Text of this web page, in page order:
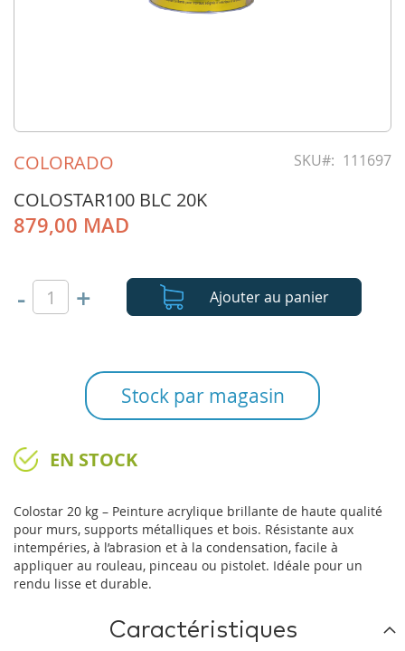
COLORADO SKU 111697
COLOSTAR100 BLC 20K
879,00 MAD
- + Ajouter au panier
Stock par magasin
EN STOCK
Colostar 20 kg – Peinture acrylique brillante de haute qualité
pour murs, supports métalliques et bois. Résistante aux
intempéries, à l’abrasion et à la condensation, facile à
appliquer au rouleau, pinceau ou pistolet. Idéale pour un
rendu lisse et durable.
to
beginning
of
the
Caractéristiques